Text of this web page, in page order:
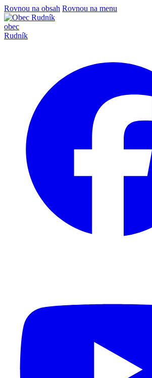
Rovnou na obsah Rovnou na menu
obec
Rudník